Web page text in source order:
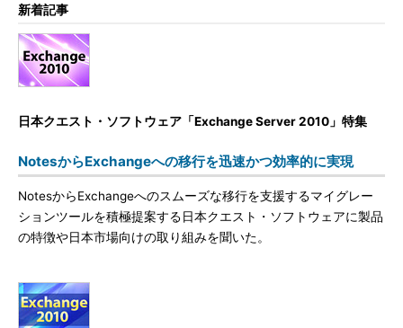
新着記事
日本クエスト・ソフトウェア「Exchange Server 2010」特集
NotesからExchangeへの移行を迅速かつ効率的に実現
NotesからExchangeへのスムーズな移行を支援するマイグレー
ションツールを積極提案する日本クエスト・ソフトウェアに製品
の特徴や日本市場向けの取り組みを聞いた。